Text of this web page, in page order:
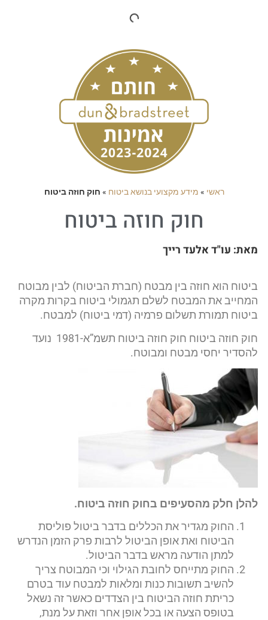
ראשי » מידע מקצועי בנושא ביטוח » חוק חוזה ביטוח
חוק חוזה ביטוח
מאת: עו"ד אלעד רייך​
ביטוח הוא חוזה בין מבטח (חברת הביטוח) לבין מבוטח
המחייב את המבטח לשלם תגמולי ביטוח בקרות מקרה
ביטוח תמורת תשלום פרמיה (דמי ביטוח) למבטח.
חוק חוזה ביטוח חוק חוזה ביטוח תשמ”א-1981 נועד
להסדיר יחסי מבטח ומבוטח.
להלן חלק מהסעיפים בחוק חוזה ביטוח.
החוק מגדיר את הכללים בדבר ביטול פוליסת
הביטוח ואת אופן הביטול לרבות פרק הזמן הנדרש
למתן הודעה מראש בדבר הביטול.
החוק מתייחס לחובת הגילוי וכי המבוטח צריך
להשיב תשובות כנות ומלאות למבטח עוד בטרם
כריתת חוזה הביטוח בין הצדדים כאשר זה נשאל
בטופס הצעה או בכל אופן אחר וזאת על מנת,